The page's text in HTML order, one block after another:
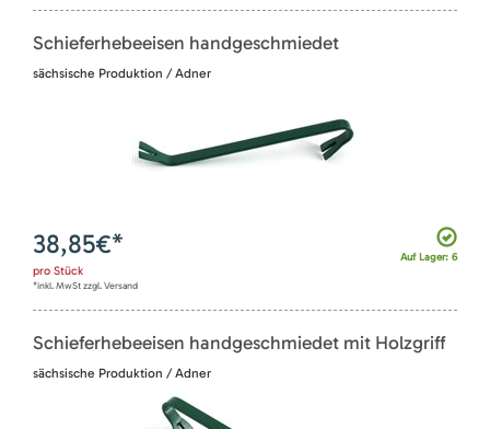
Schieferhebeeisen handgeschmiedet
sächsische Produktion / Adner
Auf Lager: 6
38,85€*
pro Stück
*inkl. MwSt zzgl. Versand
Schieferhebeeisen handgeschmiedet mit Holzgriff
sächsische Produktion / Adner